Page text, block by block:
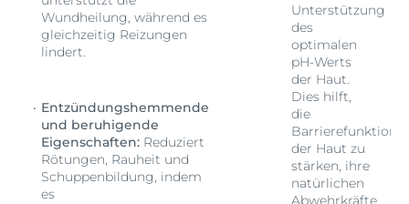
Wundheilung, während es
gleichzeitig Reizungen
lindert.
Entzündungshemmende
und beruhigende
Eigenschaften:Reduziert
Rötungen, Rauheit und
Schuppenbildung, indem
es
Unterstützung
des
optimalen
pH-Werts
der Haut.
Dies hilft,
die
Barrierefunktion
der Haut zu
stärken, ihre
natürlichen
Abwehrkräfte